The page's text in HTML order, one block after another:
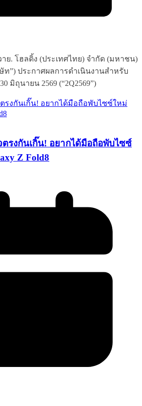
ย. โฮลดิ้ง (ประเทศไทย) จำกัด (มหาชน)
ท”) ประกาศผลการดำเนินงานสำหรับ
มิถุนายน 2569 (“2Q2569”)
ตรงกันเกิ๊น! อยากได้มือถือพับไซซ์
Z Fold8